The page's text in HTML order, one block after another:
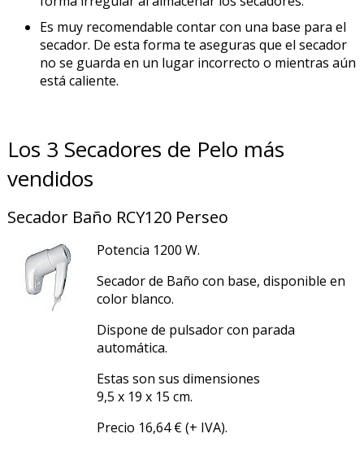
Es muy recomendable contar con una base para el
secador. De esta forma te aseguras que el secador
no se guarda en un lugar incorrecto o mientras aún
está caliente.
Los 3 Secadores de Pelo más
vendidos
Secador Baño RCY120 Perseo
Potencia 1200 W.
Secador de Baño con base, disponible en
color blanco.
Dispone de pulsador con parada
automática.
Estas son sus dimensiones
9,5 x 19 x 15 cm.
Precio 16,64 € (+ IVA).